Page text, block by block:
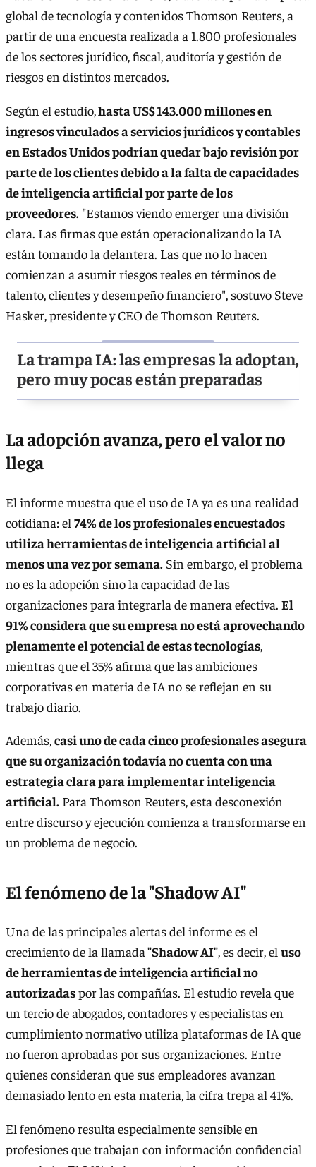
global de tecnología y contenidos Thomson Reuters, a
partir de una encuesta realizada a 1.800 profesionales
de los sectores jurídico, fiscal, auditoría y gestión de
riesgos en distintos mercados.
Según el estudio,hasta US$ 143.000 millones en
ingresos vinculados a servicios jurídicos y contables
en Estados Unidos podrían quedar bajo revisión por
parte de los clientes debido a la falta de capacidades
de inteligencia artificial por parte de los
proveedores. "Estamos viendo emerger una división
clara. Las firmas que están operacionalizando la IA
están tomando la delantera. Las que no lo hacen
comienzan a asumir riesgos reales en términos de
talento, clientes y desempeño financiero", sostuvo Steve
Hasker, presidente y CEO de Thomson Reuters.
La trampa IA: las empresas la adoptan,
pero muy pocas están preparadas
La adopción avanza, pero el valor no
llega
El informe muestra que el uso de IA ya es una realidad
cotidiana: el 74% de los profesionales encuestados
utiliza herramientas de inteligencia artificial al
menos una vez por semana. Sin embargo, el problema
no es la adopción sino la capacidad de las
organizaciones para integrarla de manera efectiva. El
91% considera que su empresa no está aprovechando
plenamente el potencial de estas tecnologías,
mientras que el 35% afirma que las ambiciones
corporativas en materia de IA no se reflejan en su
trabajo diario.
Además,casi uno de cada cinco profesionales asegura
que su organización todavía no cuenta con una
estrategia clara para implementar inteligencia
artificial. Para Thomson Reuters, esta desconexión
entre discurso y ejecución comienza a transformarse en
un problema de negocio.
El fenómeno de la "Shadow AI"
Una de las principales alertas del informe es el
crecimiento de la llamada"Shadow AI", es decir, el uso
de herramientas de inteligencia artificial no
autorizadaspor las compañías. El estudio revela que
un tercio de abogados, contadores y especialistas en
cumplimiento normativo utiliza plataformas de IA que
no fueron aprobadas por sus organizaciones. Entre
quienes consideran que sus empleadores avanzan
demasiado lento en esta materia, la cifra trepa al 41%.
El fenómeno resulta especialmente sensible en
profesiones que trabajan con información confidencial